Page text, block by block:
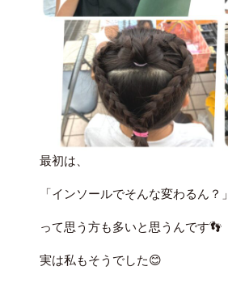
最初は、
「インソールでそんな変わるん？」
って思う方も多いと思うんです👣
実は私もそうでした😊